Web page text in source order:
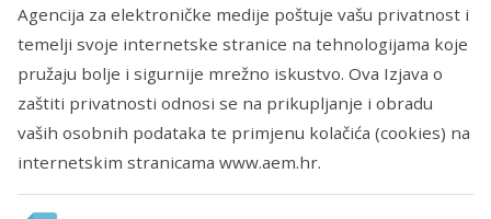
Agencija za elektroničke medije poštuje vašu privatnost i
temelji svoje internetske stranice na tehnologijama koje
pružaju bolje i sigurnije mrežno iskustvo. Ova Izjava o
zaštiti privatnosti odnosi se na prikupljanje i obradu
vaših osobnih podataka te primjenu kolačića (cookies) na
internetskim stranicama www.aem.hr.